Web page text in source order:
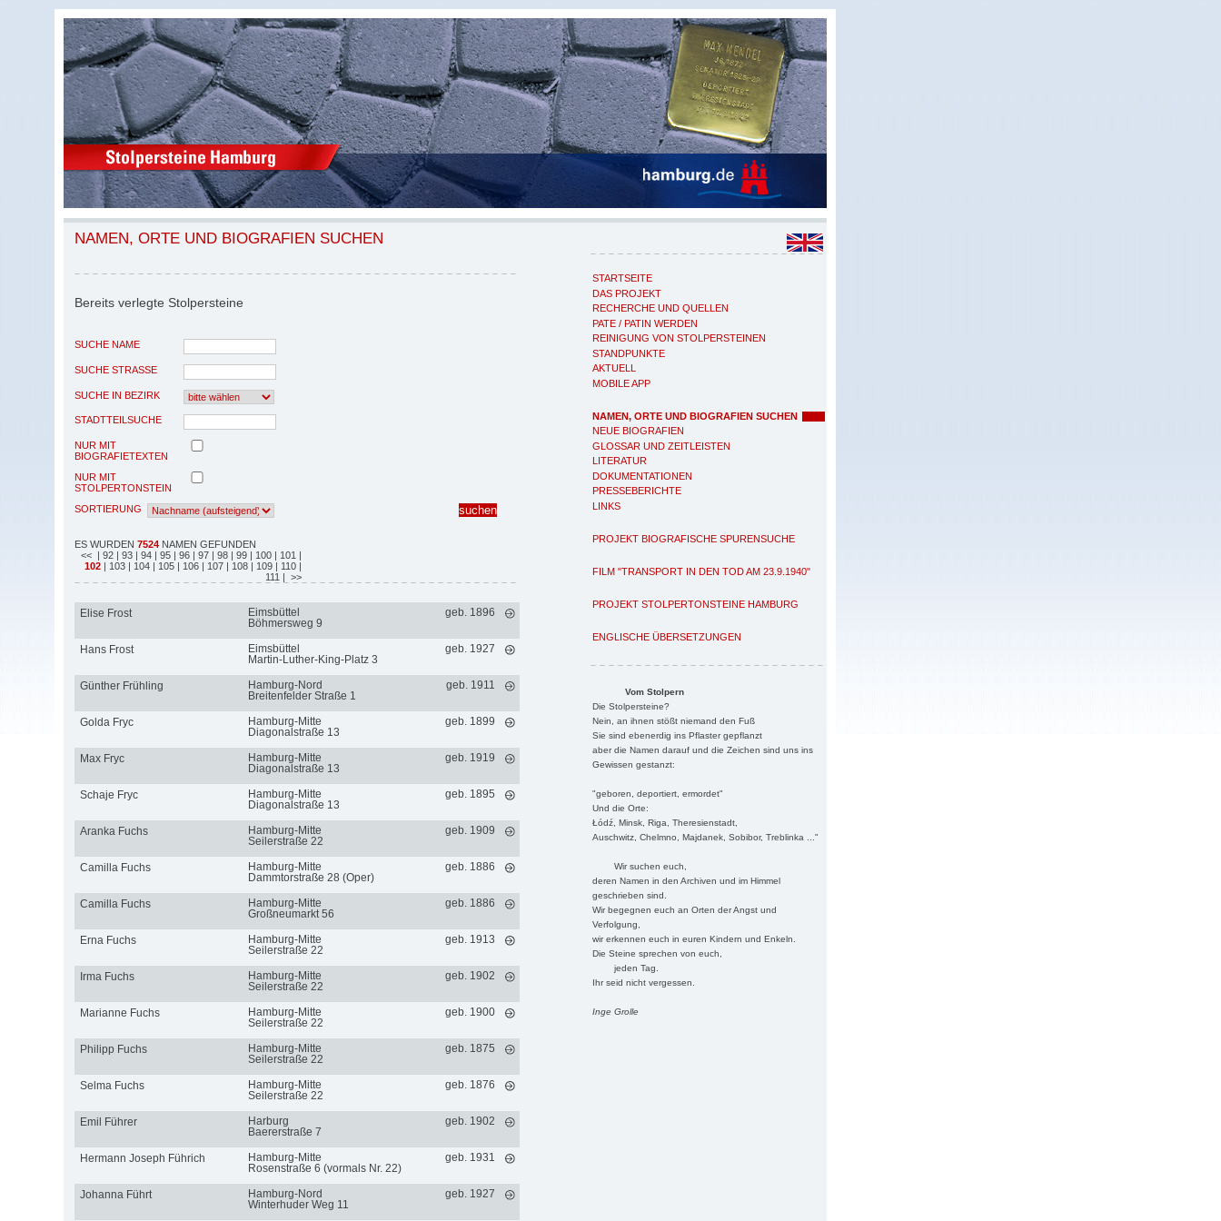
STARTSEITE
DAS PROJEKT
RECHERCHE UND QUELLEN
PATE / PATIN WERDEN
REINIGUNG VON STOLPERSTEINEN
STANDPUNKTE
AKTUELL
MOBILE APP
NAMEN, ORTE UND BIOGRAFIEN SUCHEN
NEUE BIOGRAFIEN
GLOSSAR UND ZEITLEISTEN
LITERATUR
DOKUMENTATIONEN
PRESSEBERICHTE
LINKS
PROJEKT BIOGRAFISCHE SPURENSUCHE
FILM "TRANSPORT IN DEN TOD AM 23.9.1940"
PROJEKT STOLPERTONSTEINE HAMBURG
ENGLISCHE ÜBERSETZUNGEN
Vom Stolpern
Die Stolpersteine?
Nein, an ihnen stößt niemand den Fuß
Sie sind ebenerdig ins Pflaster gepflanzt
aber die Namen darauf und die Zeichen sind uns ins
Gewissen gestanzt:
"geboren, deportiert, ermordet"
Und die Orte:
Łódź, Minsk, Riga, Theresienstadt,
Auschwitz, Chelmno, Majdanek, Sobibor, Treblinka ..."
Wir suchen euch,
deren Namen in den Archiven und im Himmel
geschrieben sind.
Wir begegnen euch an Orten der Angst und
Verfolgung,
wir erkennen euch in euren Kindern und Enkeln.
Die Steine sprechen von euch,
jeden Tag.
Ihr seid nicht vergessen.
Inge Grolle
NAMEN, ORTE UND BIOGRAFIEN SUCHEN
Bereits verlegte Stolpersteine
SUCHE NAME
SUCHE STRASSE
SUCHE IN BEZIRK
STADTTEILSUCHE
NUR MIT
BIOGRAFIETEXTEN
NUR MIT
STOLPERTONSTEIN
SORTIERUNG
ES WURDEN 7524 NAMEN GEFUNDEN
<< | 92 | 93 | 94 | 95 | 96 | 97 | 98 | 99 | 100 | 101 |
102 | 103 | 104 | 105 | 106 | 107 | 108 | 109 | 110 |
111 | >>
Elise Frost
Eimsbüttel
Böhmersweg 9
geb. 1896
Hans Frost
Eimsbüttel
Martin-Luther-King-Platz 3
geb. 1927
Günther Frühling
Hamburg-Nord
Breitenfelder Straße 1
geb. 1911
Golda Fryc
Hamburg-Mitte
Diagonalstraße 13
geb. 1899
Max Fryc
Hamburg-Mitte
Diagonalstraße 13
geb. 1919
Schaje Fryc
Hamburg-Mitte
Diagonalstraße 13
geb. 1895
Aranka Fuchs
Hamburg-Mitte
Seilerstraße 22
geb. 1909
Camilla Fuchs
Hamburg-Mitte
Dammtorstraße 28 (Oper)
geb. 1886
Camilla Fuchs
Hamburg-Mitte
Großneumarkt 56
geb. 1886
Erna Fuchs
Hamburg-Mitte
Seilerstraße 22
geb. 1913
Irma Fuchs
Hamburg-Mitte
Seilerstraße 22
geb. 1902
Marianne Fuchs
Hamburg-Mitte
Seilerstraße 22
geb. 1900
Philipp Fuchs
Hamburg-Mitte
Seilerstraße 22
geb. 1875
Selma Fuchs
Hamburg-Mitte
Seilerstraße 22
geb. 1876
Emil Führer
Harburg
Baererstraße 7
geb. 1902
Hermann Joseph Führich
Hamburg-Mitte
Rosenstraße 6 (vormals Nr. 22)
geb. 1931
Johanna Führt
Hamburg-Nord
Winterhuder Weg 11
geb. 1927